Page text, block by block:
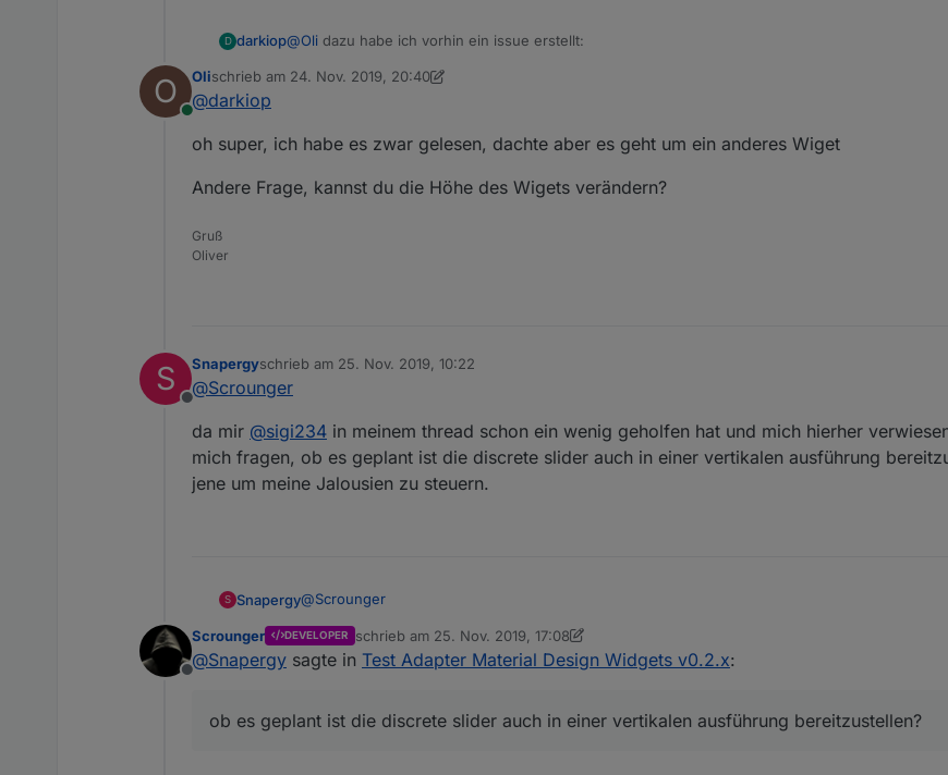
D darkiop@Oli dazu habe ich vorhin ein issue erstellt:
https://github.com/Scrounger/ioBroker.vis-materialdesign/issues/17
O
Online
Olischrieb am 24. Nov. 2019, 20:40
zuletzt editiert von Oli
@darkiop
oh super, ich habe es zwar gelesen, dachte aber es geht um ein anderes Wiget
Andere Frage, kannst du die Höhe des Wigets verändern?
Gruß
Oliver
S
Offline
Snapergyschrieb am 25. Nov. 2019, 10:22
zuletzt editiert von
@Scrounger
da mir @sigi234 in meinem thread schon ein wenig geholfen hat und mich hierher
mich fragen, ob es geplant ist die discrete slider auch in einer vertikalen ausführung
jene um meine Jalousien zu steuern.
S Snapergy@Scrounger
da mir@sigi234 in meinem thread schon ein wenig geholfen hat und mich hierher verwiesen
fragen, ob es geplant ist die discrete slider auch in einer vertikalen ausführung bereitzustellen?
Offline
Scrounger DEVELOPER schrieb am 25. Nov. 2019, 17:08
zuletzt editiert von Scrounger
@Snapergy sagte in Test Adapter Material Design Widgets v0.2.x:
ob es geplant ist die discrete slider auch in einer vertikalen ausführung bereitzustellen?